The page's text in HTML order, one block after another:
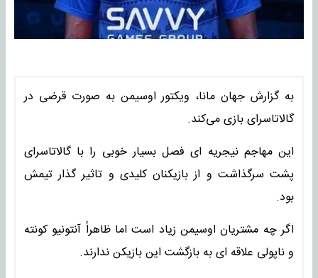
به گزارش جهان مانا، ویکتور اوسیمن به صورت قرضی در
گالاتاسرای بازی می‌کند.
این مهاجم نیجریه ای فصل بسیار خوبی را با گالاتاسرای
پشت سرگذاشت و از بازیکنان کلیدی و تاثیر گذار تیمش
بود.
اگر چه مشتریان اوسیمن زیاد است اما ظاهراً آنتونیو کونته
و ناپولی علاقه ای به بازگشت این بازیکن ندارند.